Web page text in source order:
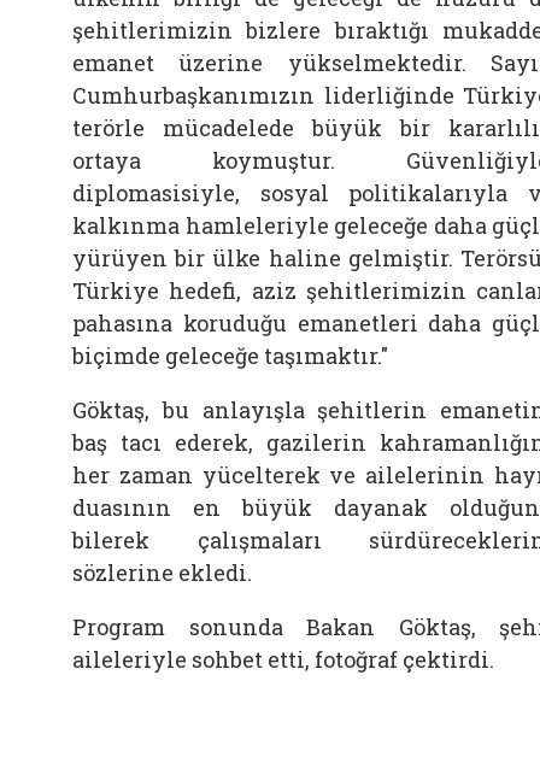
şehitlerimizin bizlere bıraktığı
emanet üzerine yükselmektedir.
Cumhurbaşkanımızın liderliğinde
terörle mücadelede büyük bir
ortaya koymuştur.
diplomasisiyle, sosyal politikalarıyla
kalkınma hamleleriyle geleceğe daha
yürüyen bir ülke haline gelmiştir.
Türkiye hedefi, aziz şehitlerimizin
pahasına koruduğu emanetleri daha
biçimde geleceğe taşımaktır."
Göktaş, bu anlayışla şehitlerin
baş tacı ederek, gazilerin
her zaman yücelterek ve ailelerinin
duasının en büyük dayanak
bilerek çalışmaları
sözlerine ekledi.
Program sonunda Bakan Göktaş,
aileleriyle sohbet etti, fotoğraf çektirdi.